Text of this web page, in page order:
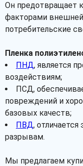
Он предотвращает
факторами
потребительские
Пленка
ПНД, является
воздействиям;
ПСД,
повреждений и
базовых качеств;
ПВД,
разрывам.
Мы предлагаем